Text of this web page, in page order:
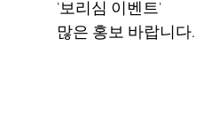
'보리심 이벤트'
많은 홍보 바랍니다.